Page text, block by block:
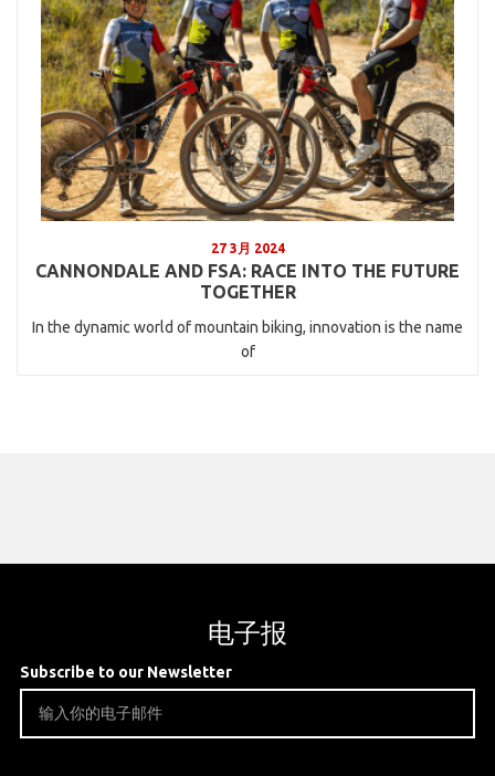
27 3月 2024
CANNONDALE AND FSA: RACE INTO THE FUTURE
TOGETHER
In the dynamic world of mountain biking, innovation is the name
of
电子报
Subscribe to our Newsletter